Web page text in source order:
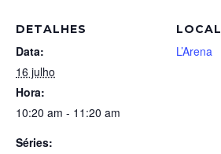
DETALHES
Data:
16 julho
Hora:
10:20 am - 11:20 am
Séries:
LOCAL
L’Arena